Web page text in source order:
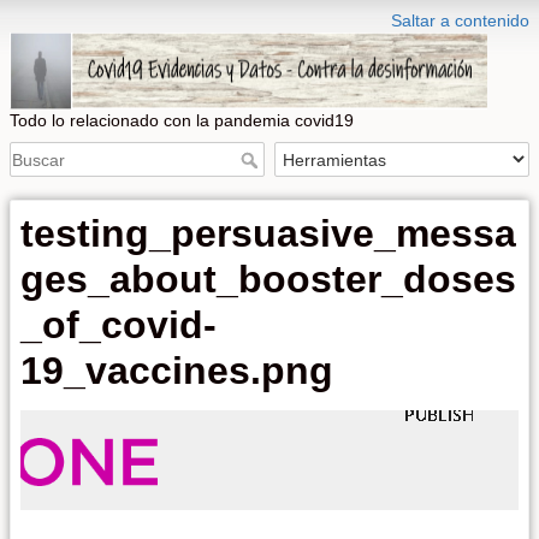
Saltar a contenido
Todo lo relacionado con la pandemia covid19
testing_persuasive_messa
ges_about_booster_doses
_of_covid-
19_vaccines.png